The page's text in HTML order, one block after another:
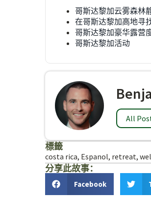
哥斯达黎加云雾森林
在哥斯达黎加高地寻
哥斯达黎加豪华露营
哥斯达黎加活动
All
標籤
costa rica, Espanol, retreat,
分享此故事：
Facebook